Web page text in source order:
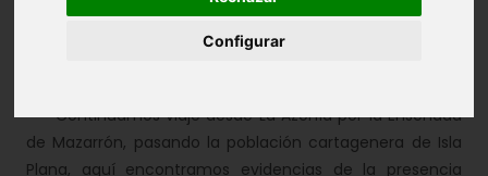
Configurar
PUERTO DE MAZARRÓN
Continuamos viaje desde La Azohía por la Ensenada
de Mazarrón, pasando la población cartagenera de Isla
Plana, aquí encontramos evidencias de la presencia